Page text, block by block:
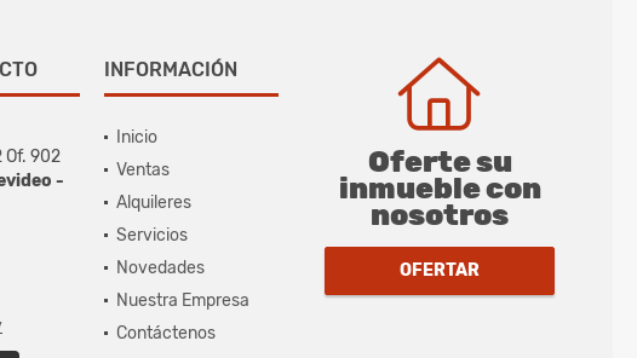
Of. 902
-
INFORMACIÓN
Inicio
Ventas
Alquileres
Servicios
Novedades
Nuestra Empresa
Contáctenos
Oferte su
inmueble con
nosotros
OFERTAR